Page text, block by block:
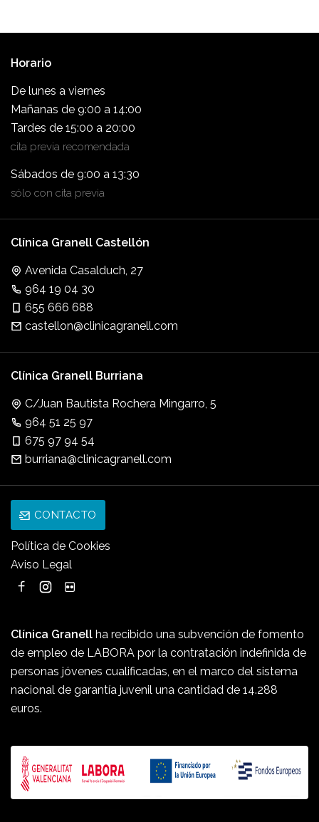
Horario
De lunes a viernes
Mañanas de 9:00 a 14:00
Tardes de 15:00 a 20:00
cita previa recomendada
Sábados de 9:00 a 13:30
sólo con cita previa
Clínica Granell Castellón
Avenida Casalduch, 27
964 19 04 30
655 666 688
castellon@clinicagranell.com
Clínica Granell Burriana
C/Juan Bautista Rochera Mingarro, 5
964 51 25 97
675 97 94 54
burriana@clinicagranell.com
CONTACTO
Política de Cookies
Aviso Legal
Clínica Granell ha recibido una subvención de fomento
de empleo de LABORA por la contratación indefinida de
personas jóvenes cualificadas, en el marco del sistema
nacional de garantía juvenil una cantidad de 14.288
euros.